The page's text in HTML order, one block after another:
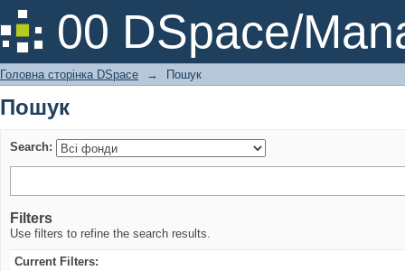
00 DSpace/
Пошук
Головна сторінка DSpace → Пошук
Пошук
Search:
Filters
Use filters to refine the search results.
Current Filters: